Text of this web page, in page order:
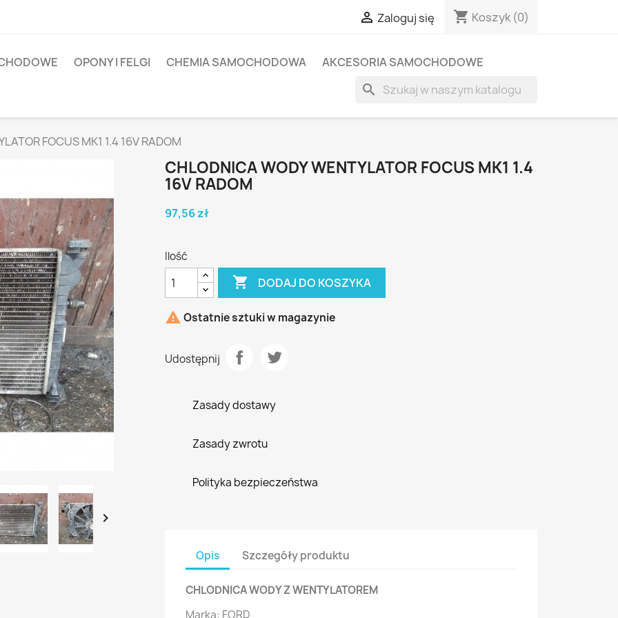
 Zaloguj się shopping_cart Koszyk (0)
OPONY I FELGI CHEMIA SAMOCHODOWA AKCESORIA SAMOCHODOWE
search
FOCUS MK1 1.4 16V RADOM

CHLODNICA WODY WENTYLATOR FOCUS MK1 1.4
16V RADOM
97,56 zł
Ilość
 DODAJ DO KOSZYKA
 Ostatnie sztuki w magazynie
Udostępnij
Zasady dostawy
Zasady zwrotu
Polityka bezpieczeństwa
Opis Szczegóły produktu
CHLODNICA WODY Z WENTYLATOREM
Marka: FORD